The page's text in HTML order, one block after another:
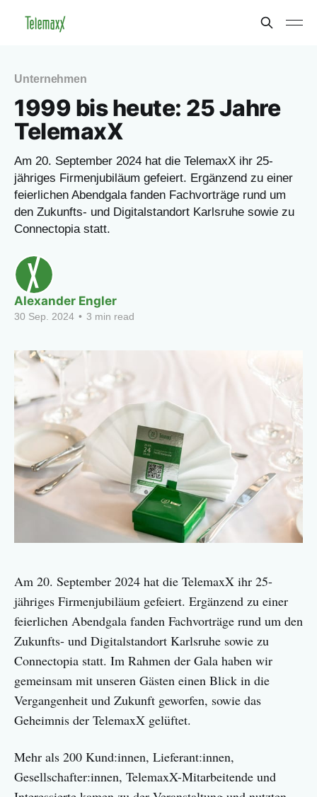
Unternehmen
1999 bis heute: 25 Jahre
TelemaxX
Am 20. September 2024 hat die TelemaxX ihr 25-
jähriges Firmenjubiläum gefeiert. Ergänzend zu einer
feierlichen Abendgala fanden Fachvorträge rund um
den Zukunfts- und Digitalstandort Karlsruhe sowie zu
Connectopia statt.
Alexander Engler
30 Sep. 2024 • 3 min read
Am 20. September 2024 hat die TelemaxX ihr 25-
jähriges Firmenjubiläum gefeiert. Ergänzend zu einer
feierlichen Abendgala fanden Fachvorträge rund um den
Zukunfts- und Digitalstandort Karlsruhe sowie zu
Connectopia statt. Im Rahmen der Gala haben wir
gemeinsam mit unseren Gästen einen Blick in die
Vergangenheit und Zukunft geworfen, sowie das
Geheimnis der TelemaxX gelüftet.
Mehr als 200 Kund:innen, Lieferant:innen,
Gesellschafter:innen, TelemaxX-Mitarbeitende und